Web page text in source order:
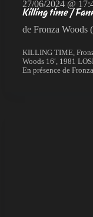
27/06/2024 @
Killing time /
de Fronza Woods
KILLING TIME,
Woods 16′, 1981
En présence de